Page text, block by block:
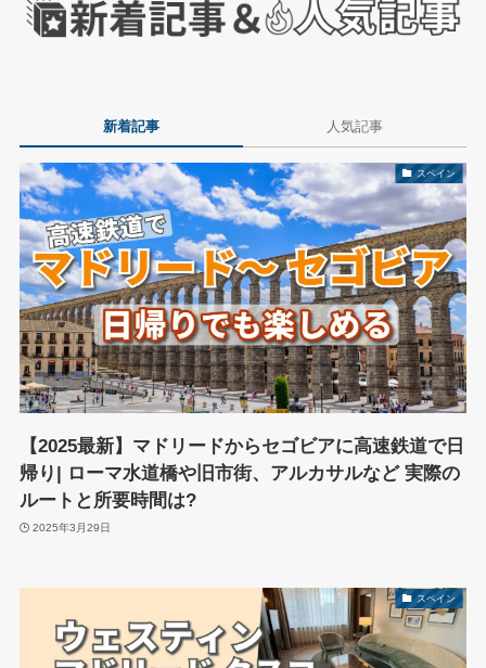
新着記事 人気記事
スペイン
【2025最新】マドリードからセゴビアに高速鉄道で日
帰り| ローマ水道橋や旧市街、アルカサルなど 実際の
ルートと所要時間は?
2025年3月29日
スペイン